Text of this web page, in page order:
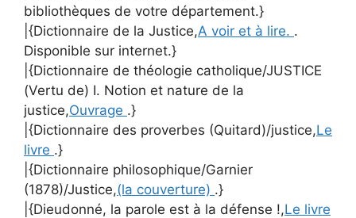
bibliothèques de votre département.}
|{Dictionnaire de la Justice,A voir et à lire. .
Disponible sur internet.}
|{Dictionnaire de théologie catholique/JUSTICE
(Vertu de) I. Notion et nature de la
justice,Ouvrage .}
|{Dictionnaire des proverbes (Quitard)/justice,Le
livre .}
|{Dictionnaire philosophique/Garnier
(1878)/Justice,(la couverture) .}
|{Dieudonné, la parole est à la défense !,Le livre